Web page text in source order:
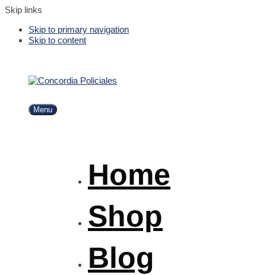
Skip links
Skip to primary navigation
Skip to content
Menu
Home
Shop
Blog